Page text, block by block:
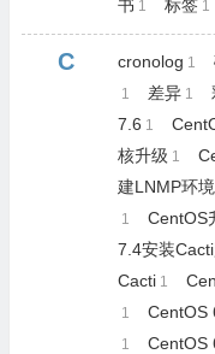
书 1 标签 1
C cronolog 1
1 差异 1
7.6 1
核升级 1
建LNMP环境
1 CentOS
7.4安装
Cacti 1
1 CentOS
1 CentOS